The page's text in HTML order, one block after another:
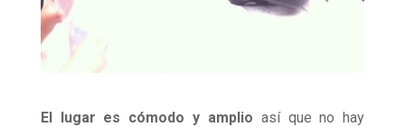
El lugar es cómodo y amplio así que no hay